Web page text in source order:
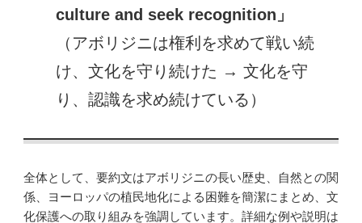
culture and seek recognition」
（アボリジニは権利を求めて戦い続
け、文化を守り続けた → 文化を守
り、認識を求め続けている）
全体として、要約文はアボリジニの長い歴史、自然との関
係、ヨーロッパの植民地化による困難を簡潔にまとめ、文
化保護への取り組みを強調しています。詳細な例や説明は